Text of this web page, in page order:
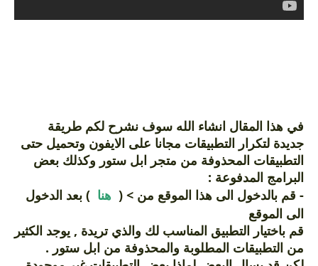
في هذا المقال انشاء الله سوف نشرح لكم طريقة
جديدة لتكرار التطبيقات مجانا على الايفون وتحميل حتى
التطبيقات المحذوفة من متجر ابل ستور وكذلك بعض
البرامج المدفوعة :
- قم بالدخول الى هذا الموقع من > ( هنا ) بعد الدخول
الى الموقع
قم باختيار التطبيق المناسب لك والذي تريدة , يوجد الكثير
من التطبيقات المطلوبة والمحذوفة من ابل ستور .